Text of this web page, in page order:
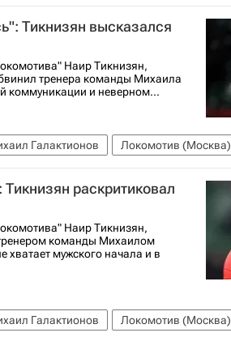
Лилль
Тикнизян высказался
Наир Тикнизян,
тренера команды Михаила
коммуникации и неверном...
Галактионов Локомотив (Москва)
раскритиковал
Наир Тикнизян,
команды Михаилом
хватает мужского начала и в
Галактионов
Локомотив (Москва)